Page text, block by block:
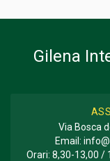
Gilena
Via Bosca
Email:
Orari: 8,30-13,00 /